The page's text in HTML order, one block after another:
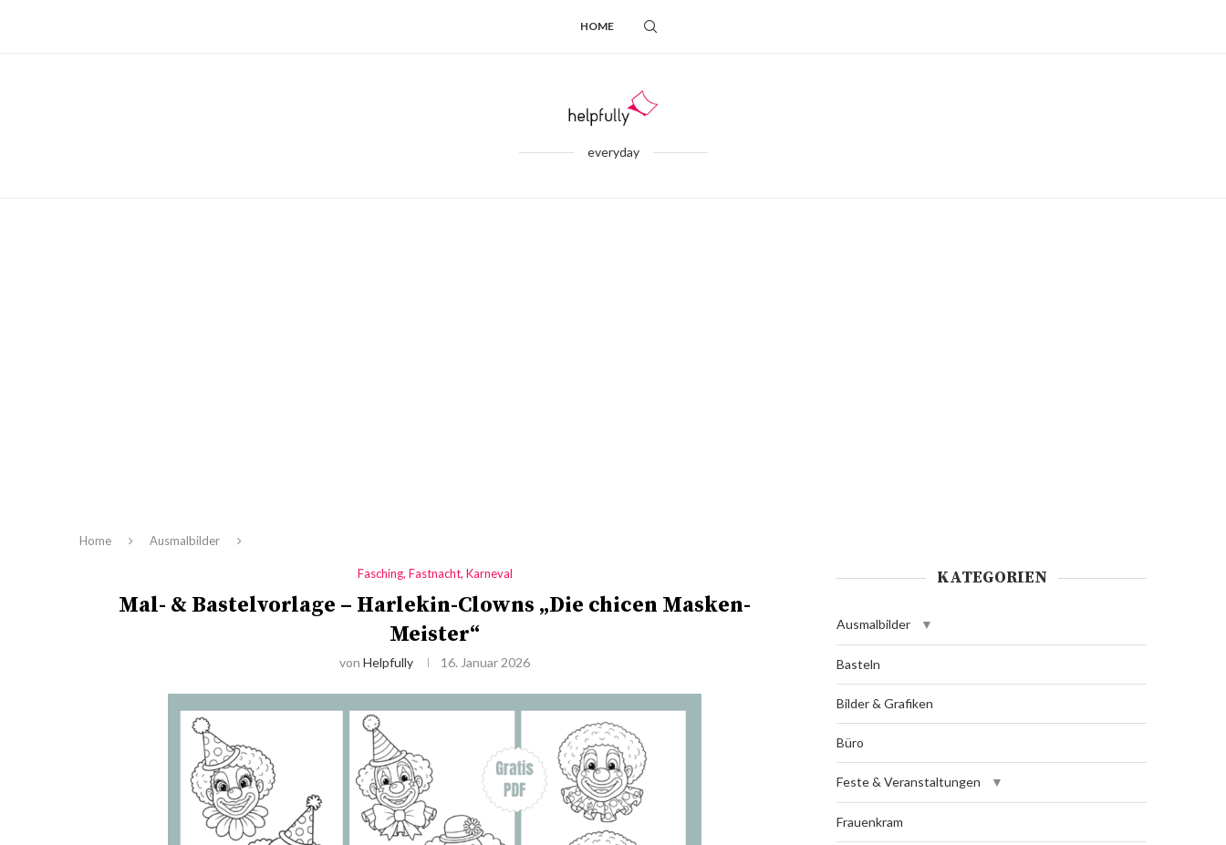
HOME
everyday
Home Ausmalbilder
Fasching, Fastnacht, Karneval
Mal- & Bastelvorlage – Harlekin-Clowns „Die chicen Masken-
Meister“
vonHelpfully 16. Januar 2026
KATEGORIEN
Ausmalbilder
Basteln
Bilder & Grafiken
Büro
Feste & Veranstaltungen
Frauenkram